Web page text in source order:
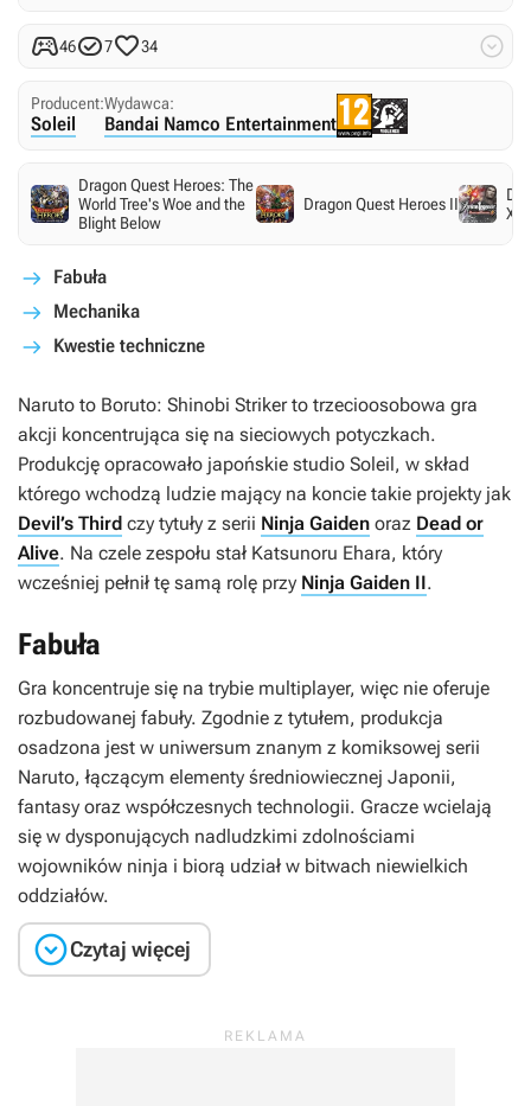
46734 
Producent:
Soleil
Wydawca:
Bandai Namco Entertainment
Dragon Quest Heroes: The
World Tree's Woe and the
Blight Below
Dragon Quest Heroes II
Fabuła
Mechanika
Kwestie techniczne
Naruto to Boruto: Shinobi Strikerto trzecioosobowa gra
akcji koncentrująca się na sieciowych potyczkach.
Produkcję opracowało japońskie studio Soleil, w skład
którego wchodzą ludzie mający na koncie takie projekty jak
Devil’s Third czy tytuły z serii Ninja Gaiden oraz Dead or
Alive. Na czele zespołu stał Katsunoru Ehara, który
wcześniej pełnił tę samą rolę przy Ninja Gaiden II.
Fabuła
Gra koncentruje się na trybie multiplayer, więc nie oferuje
rozbudowanej fabuły. Zgodnie z tytułem, produkcja
osadzona jest w uniwersum znanym z komiksowej serii
Naruto, łączącym elementy średniowiecznej Japonii,
fantasy oraz współczesnych technologii. Gracze wcielają
się w dysponujących nadludzkimi zdolnościami
wojowników ninja i biorą udział w bitwach niewielkich
oddziałów.
Czytaj więcej